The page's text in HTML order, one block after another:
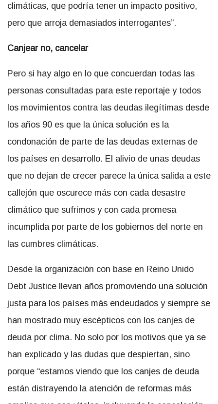
climáticas, que podría tener un impacto positivo,
pero que arroja demasiados interrogantes”.
Canjear no, cancelar
Pero si hay algo en lo que concuerdan todas las
personas consultadas para este reportaje y todos
los movimientos contra las deudas ilegítimas desde
los años 90 es que la única solución es la
condonación de parte de las deudas externas de
los países en desarrollo. El alivio de unas deudas
que no dejan de crecer parece la única salida a este
callejón que oscurece más con cada desastre
climático que sufrimos y con cada promesa
incumplida por parte de los gobiernos del norte en
las cumbres climáticas.
Desde la organización con base en Reino Unido
Debt Justice llevan años promoviendo una solución
justa para los países más endeudados y siempre se
han mostrado muy escépticos con los canjes de
deuda por clima. No solo por los motivos que ya se
han explicado y las dudas que despiertan, sino
porque “estamos viendo que los canjes de deuda
están distrayendo la atención de reformas más